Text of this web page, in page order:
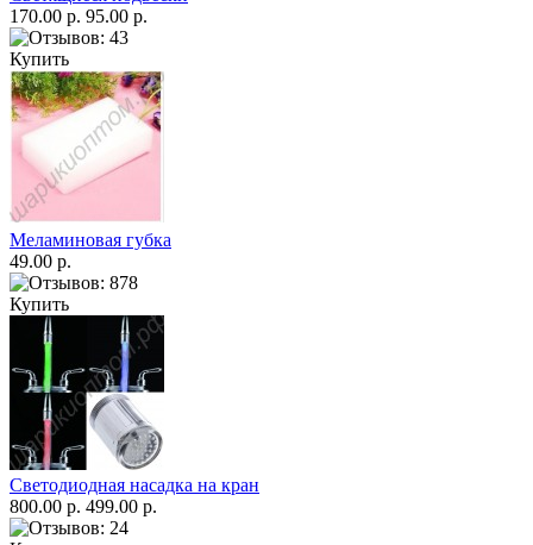
170.00 р. 95.00 р.
Купить
Меламиновая губка
49.00 р.
Купить
Светодиодная насадка на кран
800.00 р. 499.00 р.